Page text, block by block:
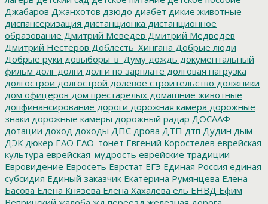
Джабаров Джанхотов дзюдо диабет дикие животные
диспансеризация дистанционка дистанционное
образование Дмитрий Меведев Дмитрий Медведев
Дмитрий Нестеров Доблесть_Хингана Добрые люди
Добрые руки довыборы_в_Думу дождь документальный
фильм долг долги долги по зарплате долговая нагрузка
долгострои долгострой долевое строительство должники
дом офицеров дом престарелых домашние животные
допфинансирование дороги дорожная камера дорожные
знаки дорожные камеры дорожный радар ДОСААФ
дотации доход доходы ДПС дрова ДТП дтп Дудин дым
ДЭК дюкер ЕАО ЕАО_тонет Евгений Коростелев еврейская
культура еврейская_мудрость еврейские традиции
Евровидение Евросеть Еврстат ЕГЭ Единая Россия единая
субсидия Единый заказчик Екатерина Румянцева Елена
Басова Елена Князева Елена Хахалева ель ЕНВД Ефим